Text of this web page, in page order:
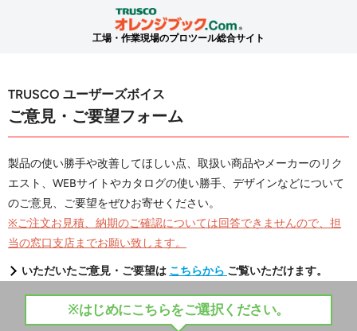
工場・作業現場のプロツール総合サイト
TRUSCO ユーザーズボイス
ご意見・ご要望フォーム
製品の使い勝手や改善してほしい点、取扱い商品やメーカーのリク
エスト、WEBサイトやカタログの使い勝手、デザインなどについて
のご意見、ご要望をぜひお寄せください。
※ご注文お見積、納期のご確認については回答できませんので、担
当の窓口支店までお願い致します。
いただいたご意見・ご要望は こちらから ご覧いただけます。
※はじめにこちらをご選択ください。